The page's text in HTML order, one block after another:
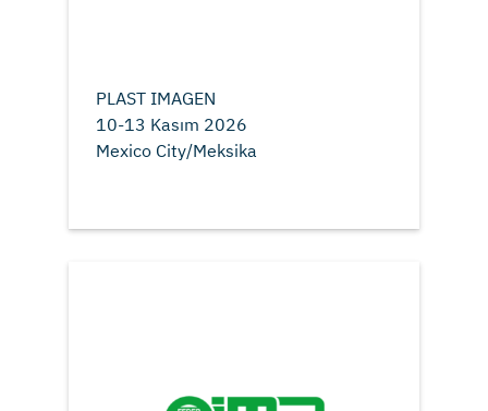
PLAST IMAGEN
10-13 Kasım 2026